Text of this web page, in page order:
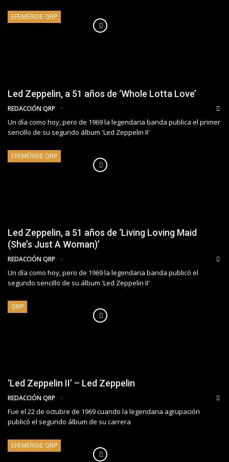
EFEMÉRIDE QRP
Led Zeppelin, a 51 años de ‘Whole Lotta Love’
REDACCIÓN QRP
Un día como hoy, pero de 1969 la legendaria banda publica el primer
sencillo de su segundo álbum 'Led Zeppelin II'
EFEMÉRIDE QRP
Led Zeppelin, a 51 años de ‘Living Loving Maid
(She’s Just A Woman)’
REDACCIÓN QRP
Un día como hoy, pero de 1969 la legendaria banda publicó el
segundo sencillo de su álbum 'Led Zeppelin II'
QRP
‘Led Zeppelin II’ – Led Zeppelin
REDACCIÓN QRP
Fue el 22 de octubre de 1969 cuando la legendaria agrupación
publicó el segundo álbum de su carrera
EFEMÉRIDE QRP